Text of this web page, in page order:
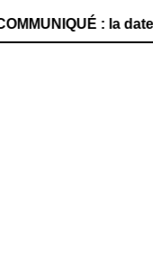
: la date de